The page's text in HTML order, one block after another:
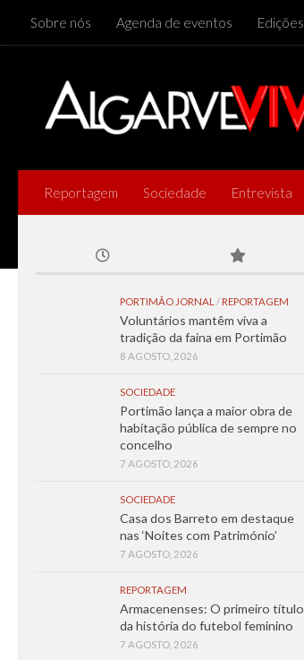
Skip to content
Sobre nós Agenda de eventos Edições
Reportagem Sociedade Entrevista
PORTIMÃO JORNAL / REPORTAGEM
Voluntários mantêm viva a
tradição da faina em Portimão
8 AGOSTO, 2026
SOCIEDADE
Portimão lança a maior obra de
habitação pública de sempre no
concelho
7 AGOSTO, 2026
SOCIEDADE
Casa dos Barreto em destaque
nas ‘Noites com Património’
7 AGOSTO, 2026
REPORTAGEM
Armacenenses: O primeiro título
da história do futebol feminino
7 AGOSTO, 2026